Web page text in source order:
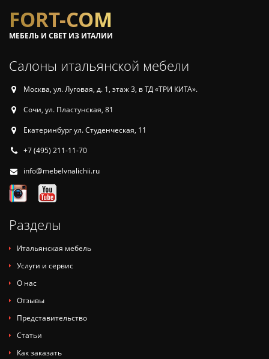
FORT-COM
МЕБЕЛЬ И СВЕТ ИЗ ИТАЛИИ
Салоны итальянской мебели
Москва, ул. Луговая, д. 1, этаж 3, в ТД «ТРИ КИТА».
Сочи, ул. Пластунская, 81
Екатеринбург ул. Студенческая, 11
+7 (495) 211-11-70
info@mebelvnalichii.ru
Разделы
Итальянская мебель
Услуги и сервис
О нас
Отзывы
Представительство
Статьи
Как заказать